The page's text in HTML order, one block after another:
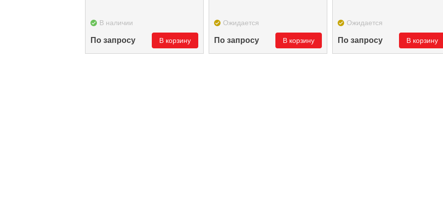
В наличии
По запросу В корзину
Ожидается
По запросу В корзину
Ожидается
По запросу В корзину